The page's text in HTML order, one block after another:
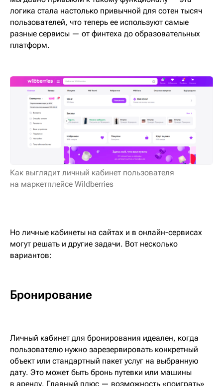
логика стала настолько привычной для сотен тысяч
пользователей, что теперь ее используют самые
разные сервисы — от финтеха до образовательных
платформ.
Как выглядит личный кабинет пользователя
на маркетплейсе Wildberries
Но личные кабинеты на сайтах и в онлайн-сервисах
могут решать и другие задачи. Вот несколько
вариантов:
Бронирование
Личный кабинет для бронирования идеален, когда
пользователю нужно зарезервировать конкретный
объект или стандартный пакет услуг на выбранную
дату. Это может быть бронь путевки или машины
в аренду. Главный плюс — возможность «поиграть»